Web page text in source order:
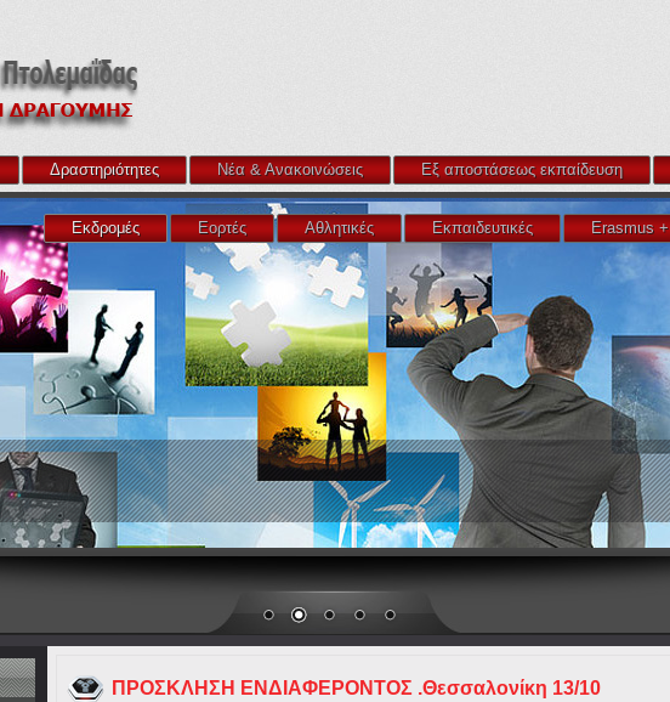
Δραστηριότητες Νέα & Ανακοινώσεις Εξ αποστάσεως εκπαίδευση
Εκδρομές
Εορτές Αθλητικές Εκπαιδευτικές Erasmus +
ΠΡΟΣΚΛΗΣΗ ΕΝΔΙΑΦΕΡΟΝΤΟΣ .Θεσσαλονίκη 13/10